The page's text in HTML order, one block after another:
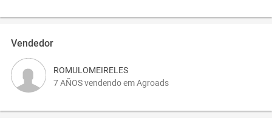
Vendedor
ROMULOMEIRELES
7 AÑOS vendendo em Agroads